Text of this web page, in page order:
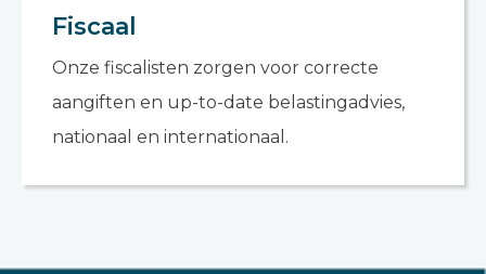
Fiscaal
Onze fiscalisten zorgen voor correcte
aangiften en up-to-date belastingadvies,
nationaal en internationaal.